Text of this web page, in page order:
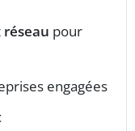
réseau pour
engagées